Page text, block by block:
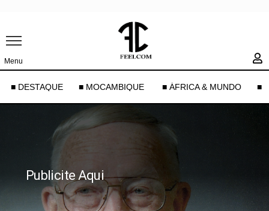
Menu
■ DESTAQUE ■ MOCAMBIQUE ■ ÁFRICA & MUNDO ■
Publicite Aqui